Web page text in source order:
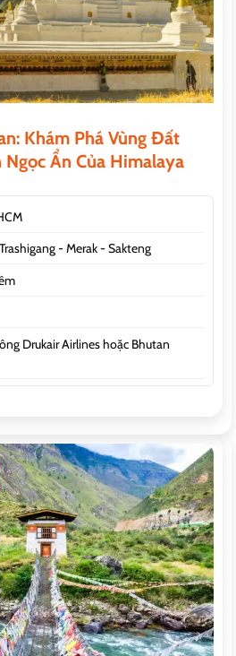
Khám Phá Vùng Đất
Ngọc Ẩn Của Himalaya
- Merak - Sakteng
Drukair Airlines hoặc Bhutan